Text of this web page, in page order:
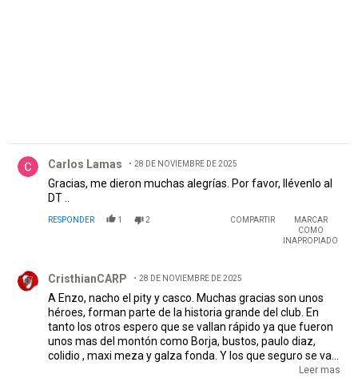
Carlos Lamas 28 DE NOVIEMBRE DE 2025
Gracias, me dieron muchas alegrías. Por favor, llévenlo al
DT ..
RESPONDER 1 2 COMPARTIR
MARCAR
COMO
INAPROPIADO
CristhianCARP 28 DE NOVIEMBRE DE 2025
A Enzo, nacho el pity y casco. Muchas gracias son unos
héroes, forman parte de la historia grande del club. En
tanto los otros espero que se vallan rápido ya que fueron
unos mas del montón como Borja, bustos, paulo diaz,
colidio , maxi meza y galza fonda. Y los que seguro se van
a quedar y no demuestren nada al año se tienen que irLeer mas